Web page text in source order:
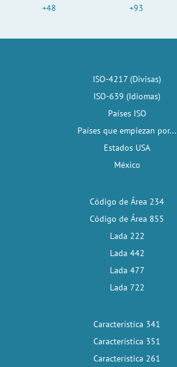
+48
+93
ISO-4217 (Divisas)
ISO-639 (Idiomas)
Países ISO
Países que empiezan por...
Estados USA
México
Código de Área 234
Código de Área 855
Lada 222
Lada 442
Lada 477
Lada 722
Característica 341
Característica 351
Característica 261